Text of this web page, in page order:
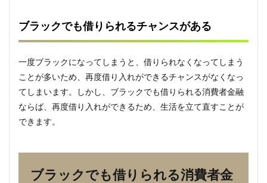
3.3
借り
信用
情報
に悪
影響
を与
でも
借り
ブラックでも借りられるチャンスがある
一度ブラックになってしまうと、借りられなくなってしまう
ことが多いため、再度借り入れができるチャンスがなくなっ
てしまいます。しかし、ブラックでも借りられる消費者金融
ならば、再度借り入れができるため、生活を立て直すことが
できます。
ブラックでも借りられる消費者金